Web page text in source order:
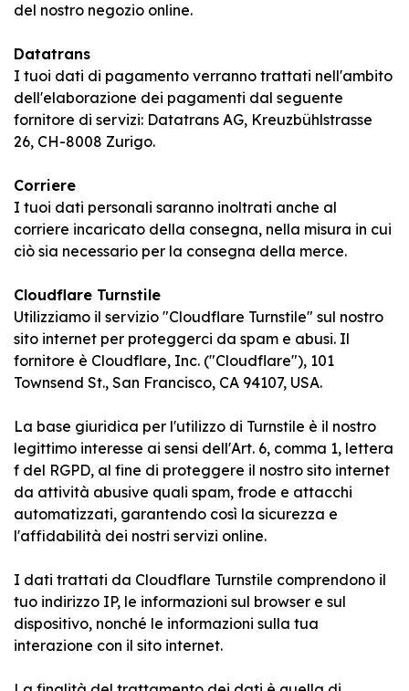
del nostro negozio online.
Datatrans
I tuoi dati di pagamento verranno trattati nell'ambito
dell'elaborazione dei pagamenti dal seguente
fornitore di servizi: Datatrans AG, Kreuzbühlstrasse
26, CH-8008 Zurigo.
Corriere
I tuoi dati personali saranno inoltrati anche al
corriere incaricato della consegna, nella misura in cui
ciò sia necessario per la consegna della merce.
Cloudflare Turnstile
Utilizziamo il servizio "Cloudflare Turnstile" sul nostro
sito internet per proteggerci da spam e abusi. Il
fornitore è Cloudflare, Inc. ("Cloudflare"), 101
Townsend St., San Francisco, CA 94107, USA.
La base giuridica per l'utilizzo di Turnstile è il nostro
legittimo interesse ai sensi dell'Art. 6, comma 1, lettera
f del RGPD, al fine di proteggere il nostro sito internet
da attività abusive quali spam, frode e attacchi
automatizzati, garantendo così la sicurezza e
l'affidabilità dei nostri servizi online.
I dati trattati da Cloudflare Turnstile comprendono il
tuo indirizzo IP, le informazioni sul browser e sul
dispositivo, nonché le informazioni sulla tua
interazione con il sito internet.